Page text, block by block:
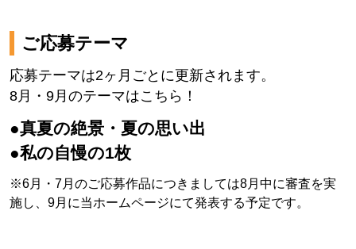
ご応募テーマ
応募テーマは2ヶ月ごとに更新されます。
8月・9月のテーマはこちら！
●真夏の絶景・夏の思い出
●私の自慢の1枚
※6月・7月のご応募作品につきましては8月中に審査を実
施し、9月に当ホームページにて発表する予定です。